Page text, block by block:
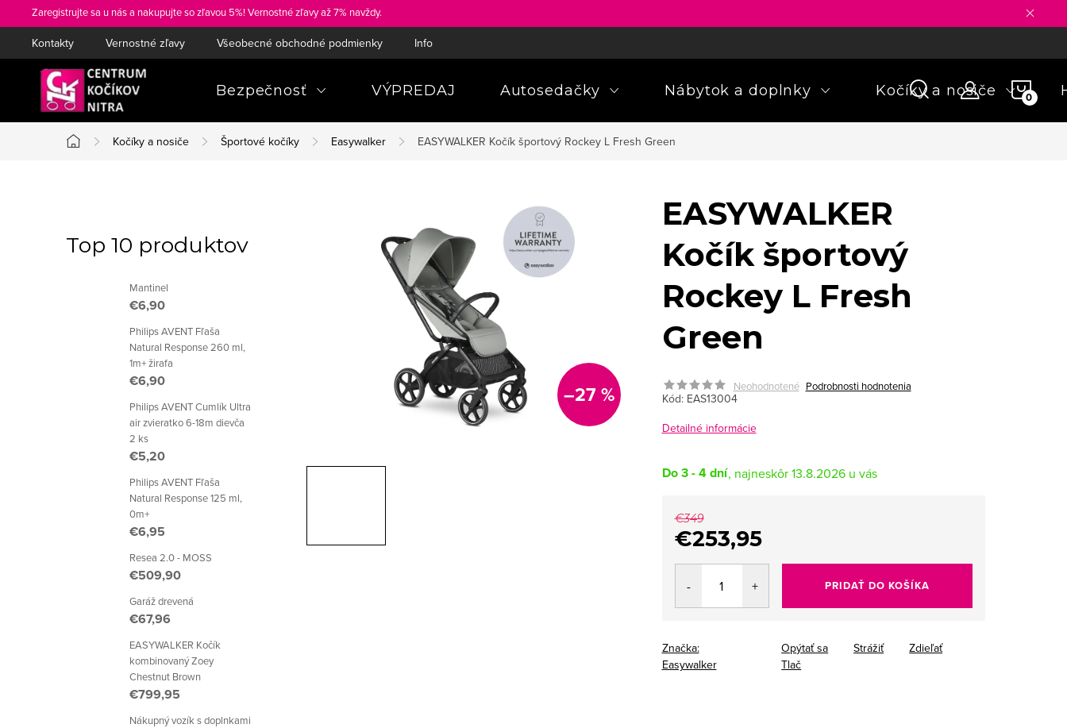
na
Zaregistrujte sa u nás a nakupujte so zľavou 5%! Vernostné zľavy až 7% navždy.
Kontakty Vernostné zľavy Všeobecné obchodné podmienky Informácie a poučenia pre spotrebiteľa
Bezpečnosť VÝPREDAJ Autosedačky Nábytok a doplnky Kočíky a nosiče
Domov
Kočíky a nosiče Športové kočíky Easywalker EASYWALKER Kočík športový Rockey L Fresh Green
o
Top 10 produktov
Mantinel
€6,90
Philips AVENT Fľaša
Natural Response 260 ml,
1m+ žirafa
€6,90
Philips AVENT Cumlík Ultra
air zvieratko 6-18m dievča
2 ks
€5,20
Philips AVENT Fľaša
Natural Response 125 ml,
0m+
€6,95
Resea 2.0 - MOSS
€509,90
Garáž drevená
€67,96
EASYWALKER Kočík
kombinovaný Zoey
Chestnut Brown
€799,95
Nákupný vozík s doplnkami
–27 %
EASYWALKER
Kočík športový
Rockey L Fresh
Green
Neohodnotené Podrobnosti hodnotenia
Kód: EAS13004
Detailné informácie
Do 3 - 4 dní 13.8.2026
€349
€253,95
Jednotková
PRIDAŤ DO KOŠÍKA
Značka:
Easywalker
Tlač
Opýtať sa Strážiť Zdieľať